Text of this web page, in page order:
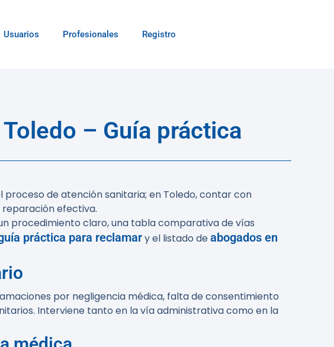
Usuarios Profesionales Registro
– Guía práctica
proceso de atención sanitaria; en Toledo, contar con
reparación efectiva.
procedimiento claro, una tabla comparativa de vías
práctica para reclamary el listado deabogados en
por negligencia médica, falta de consentimiento
Interviene tanto en la vía administrativa como en la